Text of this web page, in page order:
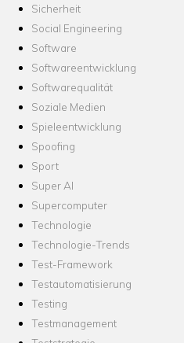
Sicherheit
Social Engineering
Software
Softwareentwicklung
Softwarequalität
Soziale Medien
Spieleentwicklung
Spoofing
Sport
Super AI
Supercomputer
Technologie
Technologie-Trends
Test-Framework
Testautomatisierung
Testing
Testmanagement